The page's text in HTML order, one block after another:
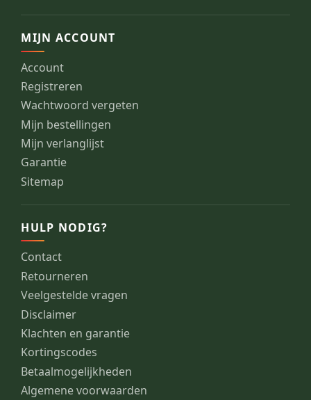
MIJN ACCOUNT
Account
Registreren
Wachtwoord vergeten
Mijn bestellingen
Mijn verlanglijst
Garantie
Sitemap
HULP NODIG?
Contact
Retourneren
Veelgestelde vragen
Disclaimer
Klachten en garantie
Kortingscodes
Betaalmogelijkheden
Algemene voorwaarden